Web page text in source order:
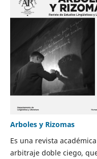
Arboles y Rizomas
Es una revista
arbitraje doble ciego,